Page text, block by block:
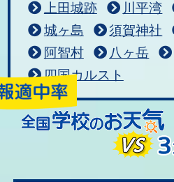
上田城跡
川平湾
城ヶ島
須賀神社
阿智村
八ヶ岳
四国カルスト